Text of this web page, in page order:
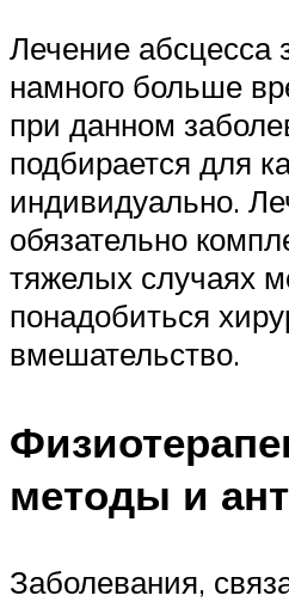
Лечение абсцесса
намного больше
при данном
подбирается для
индивидуально.
обязательно
тяжелых случаях
понадобиться
вмешательство.
методы и
Заболевания,